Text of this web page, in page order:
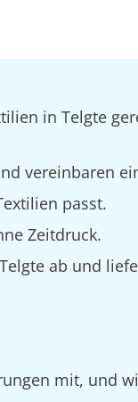
in Telgte
vereinbaren
passt.
Zeitdruck.
ab und
mit, und